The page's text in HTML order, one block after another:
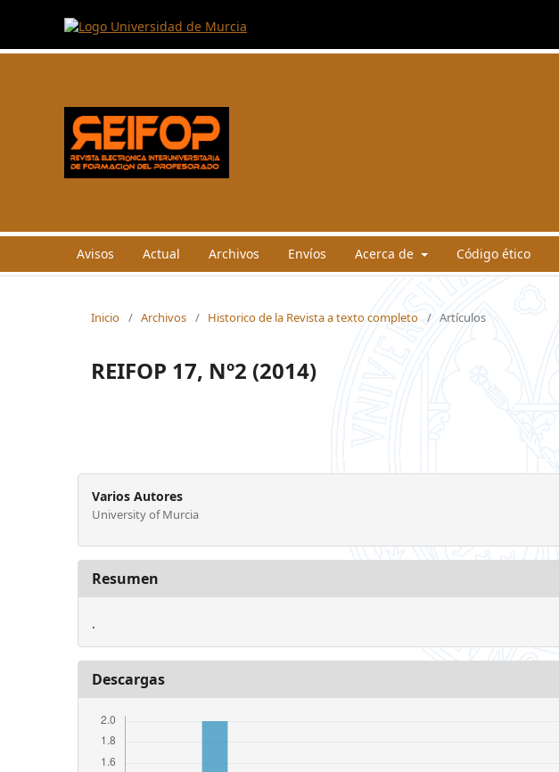
Avisos Actual Archivos Envíos Acerca de Código ético
Inicio / Archivos / Historico de la Revista a texto completo / Artículos
REIFOP 17, Nº2 (2014)
Varios Autores
University of Murcia
Resumen
.
Descargas